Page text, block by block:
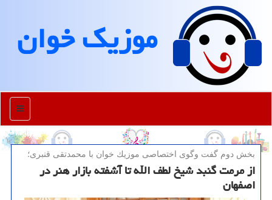
موزیك خوان
منو
بخش دوم گفت وگوی اختصاصی موزیك خوان با محمدتقی قنبری؛
از مرمت گنبد شیخ لطف الله تا آشفته بازار هنر در
اصفهان